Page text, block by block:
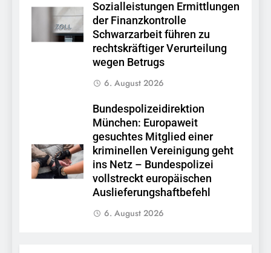
Sozialleistungen Ermittlungen
der Finanzkontrolle
Schwarzarbeit führen zu
rechtskräftiger Verurteilung
wegen Betrugs
6. August 2026
Bundespolizeidirektion
München: Europaweit
gesuchtes Mitglied einer
kriminellen Vereinigung geht
ins Netz – Bundespolizei
vollstreckt europäischen
Auslieferungshaftbefehl
6. August 2026